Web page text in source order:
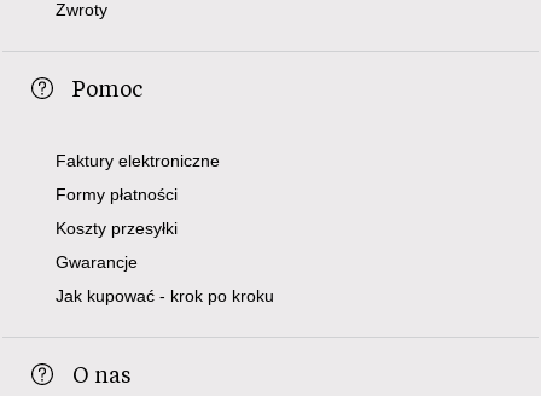
Zwroty
Pomoc
Faktury elektroniczne
Formy płatności
Koszty przesyłki
Gwarancje
Jak kupować - krok po kroku
O nas